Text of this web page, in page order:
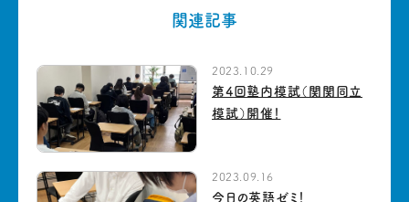
関連記事
2023.10.29
第4回塾内模試（関関同立
模試）開催！
2023.09.16
今日の英語ゼミ！